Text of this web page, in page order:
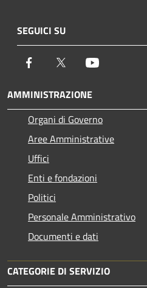
SEGUICI SU
Facebook Twitter
AMMINISTRAZIONE
Organi di Governo
Aree Amministrative
Uffici
Enti e fondazioni
Politici
Personale Amministrativo
Documenti e dati
CATEGORIE DI SERVIZIO